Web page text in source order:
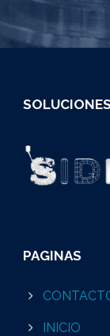
PAGINAS
INICIO